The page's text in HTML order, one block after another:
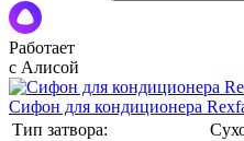
Работает
с Алисой
Сифон для кондиционера
Тип затвора: